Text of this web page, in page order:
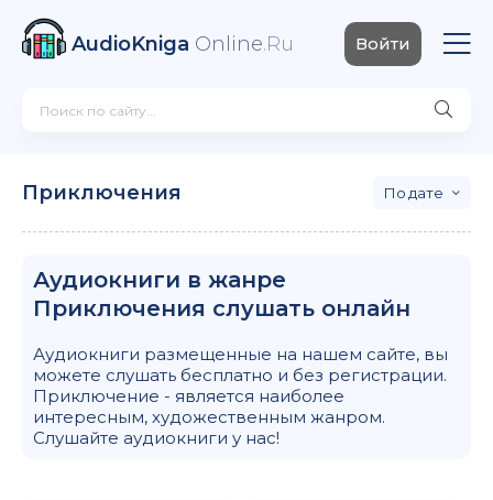
AudioKniga Online.Ru Войти
Приключения дате
Аудиокниги в жанре
Приключения слушать онлайн
Аудиокниги размещенные на нашем сайте, вы
можете слушать бесплатно и без регистрации.
Приключение - является наиболее
интересным, художественным жанром.
Слушайте аудиокниги у нас!